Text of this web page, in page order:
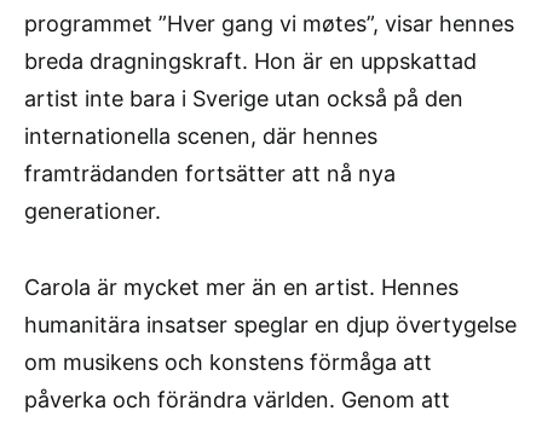
programmet ”Hver gang vi møtes”, visar hennes
breda dragningskraft. Hon är en uppskattad
artist inte bara i Sverige utan också på den
internationella scenen, där hennes
framträdanden fortsätter att nå nya
generationer.
Carola är mycket mer än en artist. Hennes
humanitära insatser speglar en djup övertygelse
om musikens och konstens förmåga att
påverka och förändra världen. Genom att